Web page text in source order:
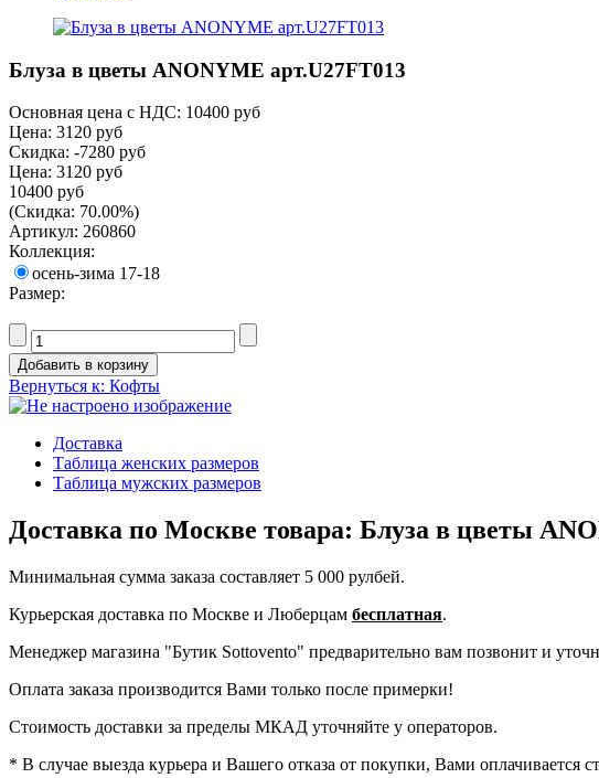
Блуза в цветы ANONYME арт.U27FТ013
Основная цена с НДС: 10400 руб
Цена: 3120 руб
Скидка: -7280 руб
Цена: 3120 руб
10400 руб
(Скидка: 70.00%)
Артикул: 260860
Коллекция:
осень-зима 17-18
Размер:
Вернуться к: Кофты
Доставка
Таблица женских размеров
Таблица мужских размеров
Доставка по Москве товара: Блуза в цветы
Минимальная сумма заказа составляет 5 000 рулбей.
Курьерская доставка по Москве и Люберцам бесплатная.
Менеджер магазина "Бутик Sottovento" предварительно вам позвонит и
Оплата заказа производится Вами только после примерки!
Стоимость доставки за пределы МКАД уточняйте у операторов.
* В случае выезда курьера и Вашего отказа от покупки, Вами оплачивается